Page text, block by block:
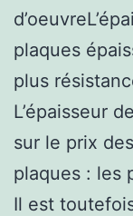
plaques
plus
L’épaisseur
sur le prix
plaques : les
Il est